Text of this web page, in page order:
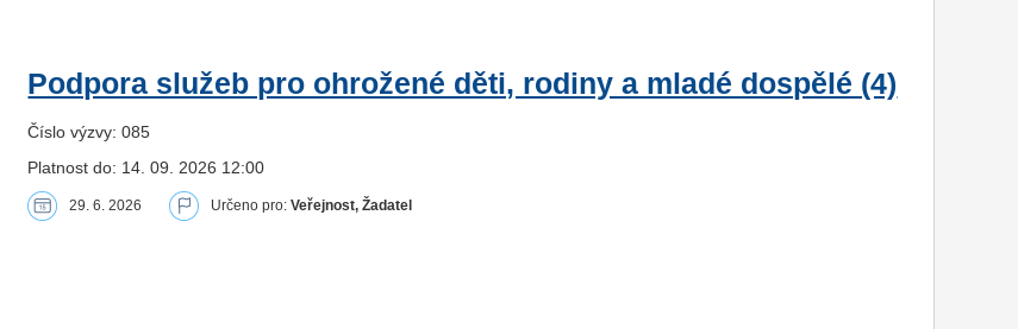
Podpora služeb pro ohrožené děti, rodiny a mladé dospělé (4)
Číslo výzvy: 085
Platnost do: 14. 09. 2026 12:00
29. 6. 2026 Určeno pro:Veřejnost, Žadatel